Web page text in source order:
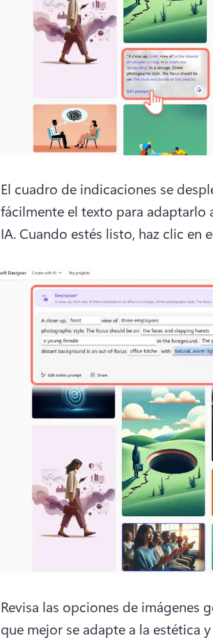
El cuadro de indicaciones se
fácilmente el texto para adaptarlo
IA. Cuando estés listo, haz clic en
Revisa las opciones de imágenes
que mejor se adapte a la estética